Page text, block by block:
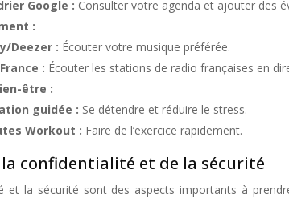
Google : Consulter votre agenda et ajouter des
:
Deezer : Écouter votre musique préférée.
: Écouter les stations de radio françaises en
être :
guidée : Se détendre et réduire le stress.
Workout : Faire de l’exercice rapidement.
confidentialité et de la sécurité
et la sécurité sont des aspects importants à